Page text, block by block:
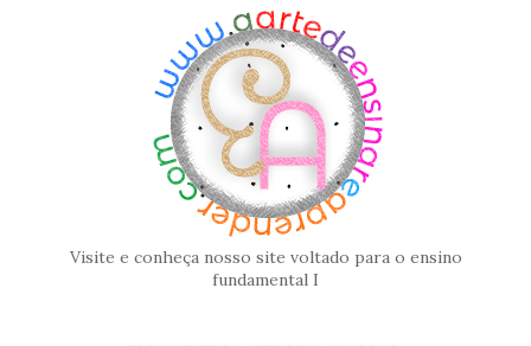
Visite e conheça nosso site voltado para o ensino
fundamental I